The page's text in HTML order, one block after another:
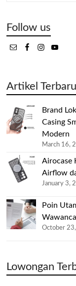
Follow us
Artikel Terbaru
Brand
Casing
Modern
March 16,
Airocase
Airflow
January 3,
Poin
October
Lowongan